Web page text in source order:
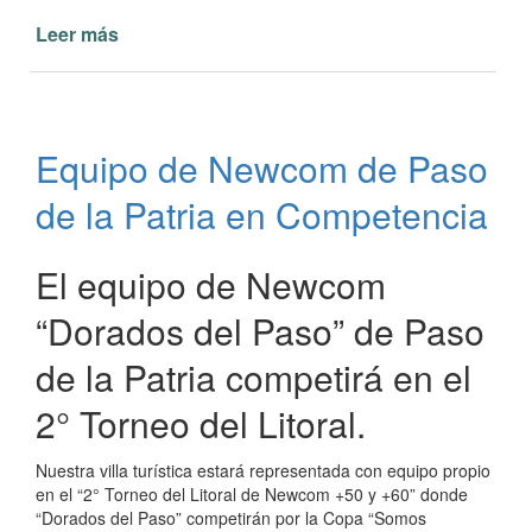
Leer más
equipo
de
Newcom
Paso
de
la
Patria
Equipo de Newcom de Paso
de la Patria en Competencia
El equipo de Newcom
“Dorados del Paso” de Paso
de la Patria competirá en el
2° Torneo del Litoral.
Nuestra villa turística estará representada con equipo propio
en el “2° Torneo del Litoral de Newcom +50 y +60” donde
“Dorados del Paso” competirán por la Copa “Somos